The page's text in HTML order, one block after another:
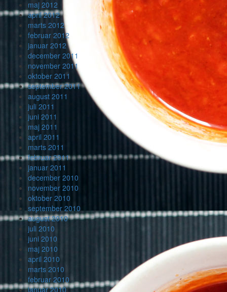
maj 2012
april 2012
marts 2012
februar 2012
januar 2012
december 2011
november 2011
oktober 2011
september 2011
august 2011
juli 2011
juni 2011
maj 2011
april 2011
marts 2011
februar 2011
januar 2011
december 2010
november 2010
oktober 2010
september 2010
august 2010
juli 2010
juni 2010
maj 2010
april 2010
marts 2010
februar 2010
januar 2010